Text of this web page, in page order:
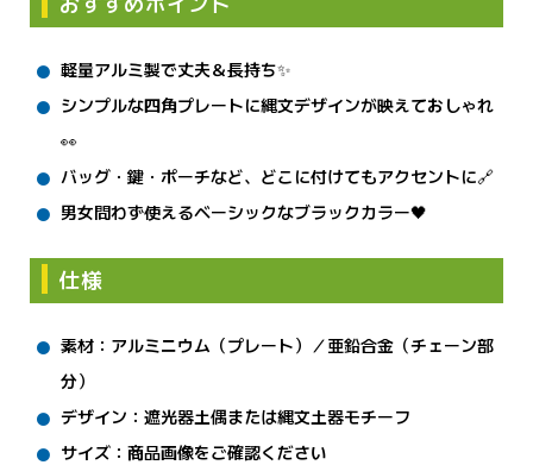
軽量アルミ製で丈夫＆長持ち✨
シンプルな四角プレートに縄文デザインが映えておしゃれ
👀
バッグ・鍵・ポーチなど、どこに付けてもアクセントに🔗
男女問わず使えるベーシックなブラックカラー🖤
仕様
素材：アルミニウム（プレート）／亜鉛合金（チェーン部
分）
デザイン：遮光器土偶または縄文土器モチーフ
サイズ：商品画像をご確認ください